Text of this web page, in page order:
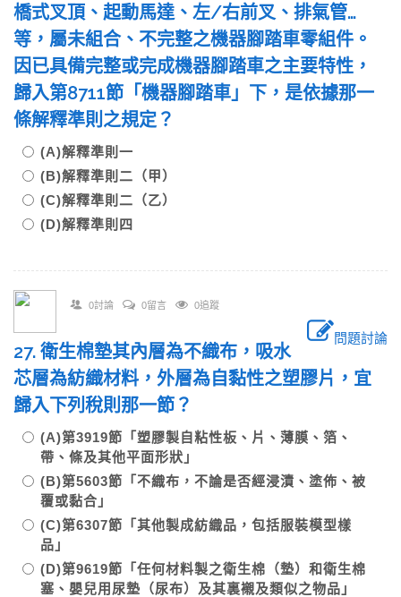
橋式叉頂、起動馬達、左/右前叉、排氣管…
等，屬未組合、不完整之機器腳踏車零組件。
因已具備完整或完成機器腳踏車之主要特性，
歸入第8711節「機器腳踏車」下，是依據那一
條解釋準則之規定？
(A)解釋準則一
(B)解釋準則二（甲）
(C)解釋準則二（乙）
(D)解釋準則四
0討論 0留言 0追蹤
問題討論
27. 衛生棉墊其內層為不織布，吸水
芯層為紡織材料，外層為自黏性之塑膠片，宜
歸入下列稅則那一節？
(A)第3919節「塑膠製自粘性板、片、薄膜、箔、
帶、條及其他平面形狀」
(B)第5603節「不織布，不論是否經浸漬、塗佈、被
覆或黏合」
(C)第6307節「其他製成紡織品，包括服裝模型樣
品」
(D)第9619節「任何材料製之衛生棉（墊）和衛生棉
塞、嬰兒用尿墊（尿布）及其裏襯及類似之物品」